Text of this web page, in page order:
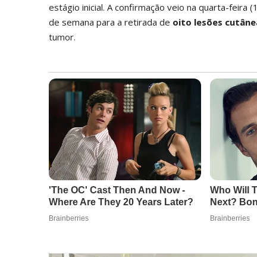
estágio inicial. A confirmação veio na quarta-feira
de semana para a retirada de oito lesões
tumor.